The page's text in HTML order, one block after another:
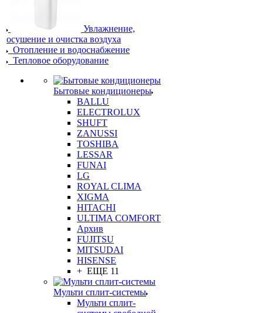
Увлажнение,
осушение и очистка воздуха
Отопление и водоснабжение
Тепловое оборудование
Бытовые кондиционеры
BALLU
ELECTROLUX
SHUFT
ZANUSSI
TOSHIBA
LESSAR
FUNAI
LG
ROYAL CLIMA
XIGMA
HITACHI
ULTIMA COMFORT
Архив
FUJITSU
MITSUDAI
HISENSE
+ ЕЩЕ 11
Мульти сплит-системы
Мульти сплит-